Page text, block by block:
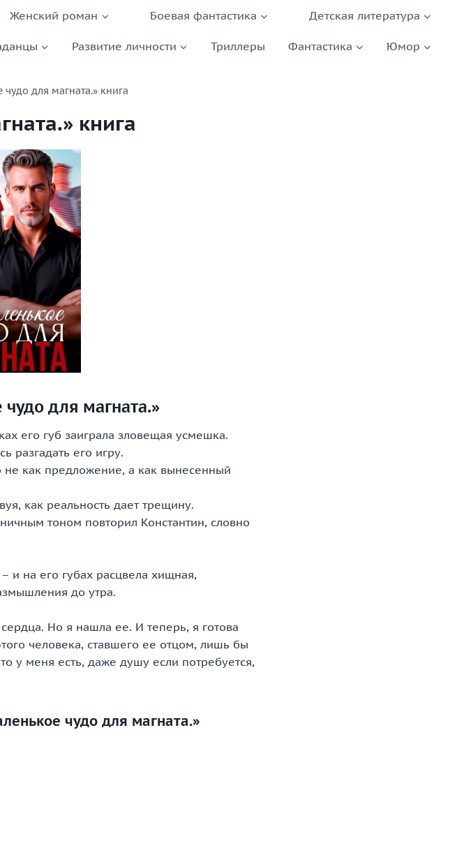
Женский роман Боевая фантастика Детская литература
Развитие личности Триллеры Фантастика Юмор
чудо для магната.» книга
книга
для магната.»
его губ заиграла зловещая усмешка.
разгадать его игру.
как предложение, а как вынесенный
как реальность дает трещину.
тоном повторил Константин, словно
и на его губах расцвела хищная,
до утра.
Но я нашла ее. И теперь, я готова
человека, ставшего ее отцом, лишь бы
у меня есть, даже душу если потребуется,
чудо для магната.»